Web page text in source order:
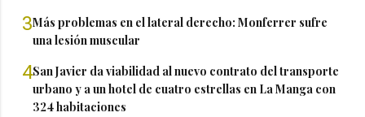
3Más problemas en el lateral derecho: Monferrer sufre
una lesión muscular
4San Javier da viabilidad al nuevo contrato del transporte
urbano y a un hotel de cuatro estrellas en La Manga con
324 habitaciones